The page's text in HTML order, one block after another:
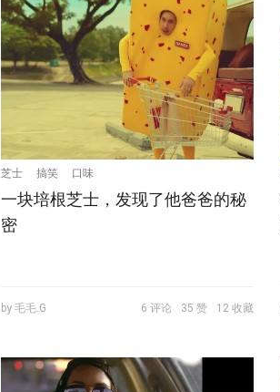
芝士 搞笑 口味
一块培根芝士，发现了他爸爸的秘
密
by 毛毛.G 6 评论 35 赞 12 收藏